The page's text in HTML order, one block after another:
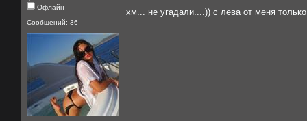
Офлайн
Сообщений: 36
хм... не угадали....)) с лева от меня